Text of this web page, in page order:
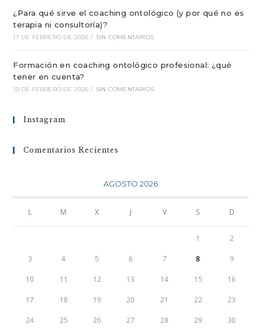
¿Para qué sirve el coaching ontológico (y por qué no es
terapia ni consultoría)?
17 DE FEBRERO DE 2026 / SIN COMENTARIOS
Formación en coaching ontológico profesional: ¿qué
tener en cuenta?
10 DE FEBRERO DE 2026 / SIN COMENTARIOS
Instagram
Comentarios Recientes
AGOSTO 2026
L M X J V S D
1 2
3 4 5 6 7 8 9
10 11 12 13 14 15 16
17 18 19 20 21 22 23
24 25 26 27 28 29 30